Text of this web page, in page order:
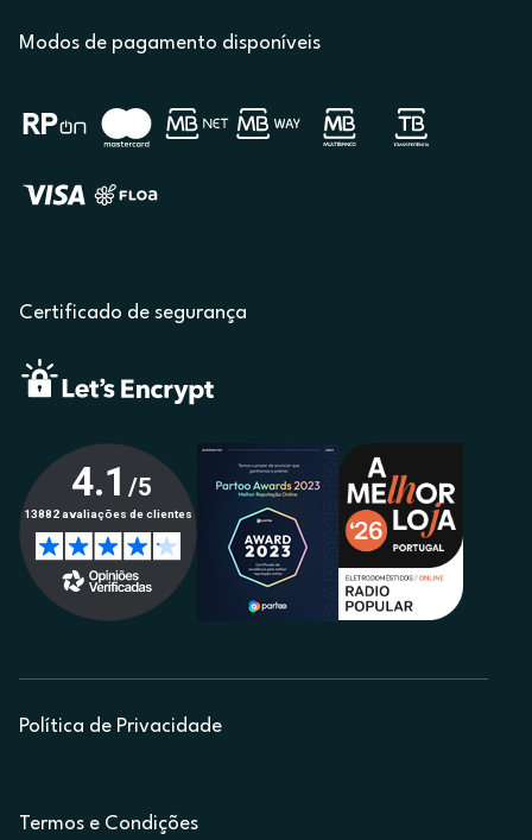
Modos de pagamento disponíveis
Certificado de segurança
Política de Privacidade
Termos e Condições